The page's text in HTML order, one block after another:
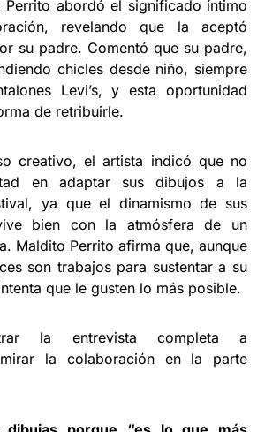
Perrito abordó el significado íntimo
revelando que la aceptó
su padre. Comentó que su padre,
chicles desde niño, siempre
Levi’s, y esta oportunidad
de retribuirle.
creativo, el artista indicó que no
en adaptar sus dibujos a la
ya que el dinamismo de sus
bien con la atmósfera de un
Maldito Perrito afirma que, aunque
son trabajos para sustentar a su
que le gusten lo más posible.
la entrevista completa a
la colaboración en la parte